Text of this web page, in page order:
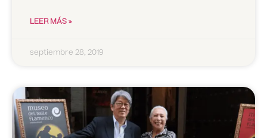
LEER MÁS »
septiembre 28, 2019